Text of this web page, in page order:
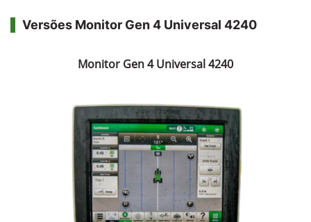
Versões Monitor Gen 4 Universal 4240
Monitor Gen 4 Universal 4240